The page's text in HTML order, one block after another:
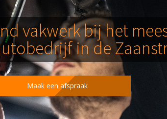
vakwerk bij het
in de
Maak een afspraak